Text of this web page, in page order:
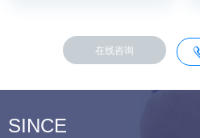
在线咨询
SINCE